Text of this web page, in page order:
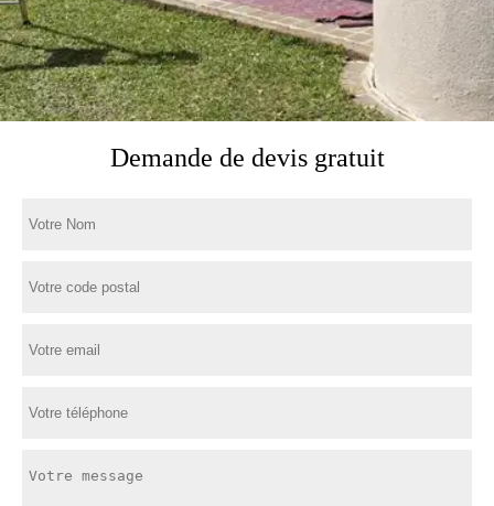
Demande de devis gratuit